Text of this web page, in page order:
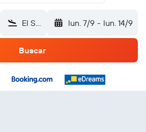
El Salvador lun. 7/9 - lun. 14/9
Buscar